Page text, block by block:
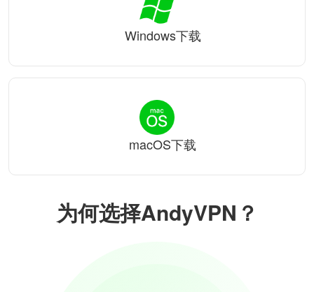
为何选择AndyVPN？
Windows下载
macOS下载